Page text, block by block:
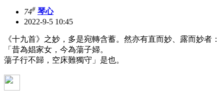
74# 琴心
2022-9-5 10:45
《十九首》之妙，多是宛轉含蓄。然亦有直而妙、露而妙者：
「昔為娼家女，今為蕩子婦。
蕩子行不歸，空床難獨守」是也。